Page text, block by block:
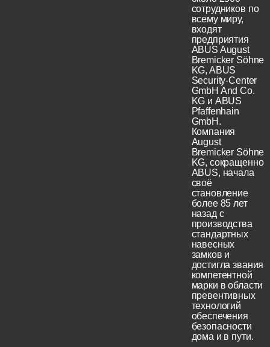
сотрудников по
всему миру,
входят
предприятия
ABUS August
Bremicker Söhne
KG, ABUS
Security-Center
GmbH And Co.
KG и ABUS
Pfaffenhain
GmbH.
Компания
August
Bremicker Söhne
KG, сокращенно
ABUS, начала
своё
становление
более 85 лет
назад с
производства
стандартных
навесных
замков и
достигла звания
компетентной
марки в области
превентивных
технологий
обеспечения
безопасности
дома и в пути.